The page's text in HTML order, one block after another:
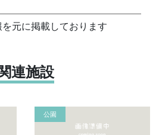
元に掲載しております
連施設
公園